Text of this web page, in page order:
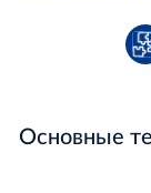
Основные